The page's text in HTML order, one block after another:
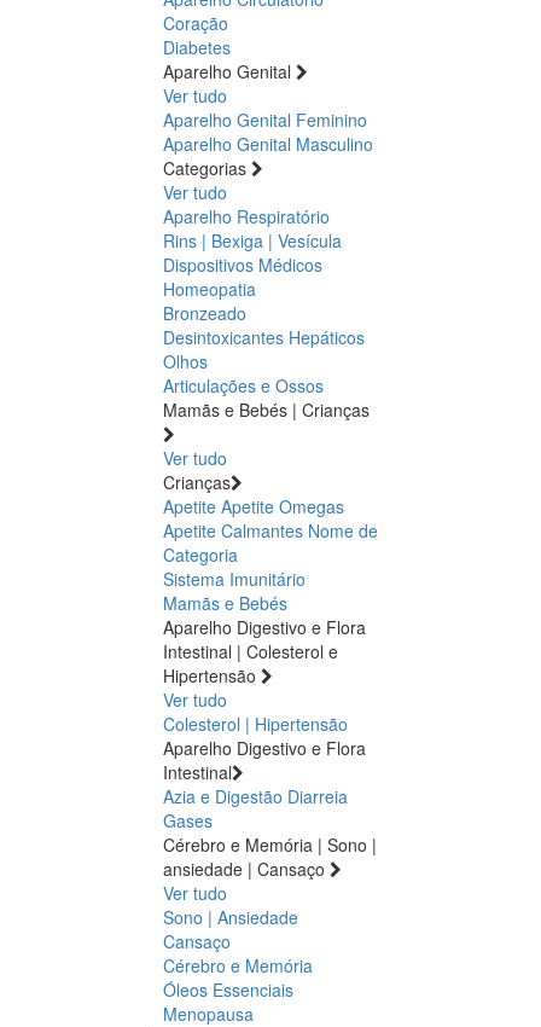
Coração
Diabetes
Aparelho Genital
Ver tudo
Aparelho Genital Feminino
Aparelho Genital Masculino
Categorias
Ver tudo
Aparelho Respiratório
Rins | Bexiga | Vesícula
Dispositivos Médicos
Homeopatia
Bronzeado
Desintoxicantes Hepáticos
Olhos
Articulações e Ossos
Mamãs e Bebés | Crianças
Ver tudo
Crianças
Apetite Apetite Omegas
Apetite Calmantes Nome de
Categoria
Sistema Imunitário
Mamãs e Bebés
Aparelho Digestivo e Flora
Intestinal | Colesterol e
Hipertensão
Ver tudo
Colesterol | Hipertensão
Aparelho Digestivo e Flora
Intestinal
Azia e Digestão Diarreia
Gases
Cérebro e Memória | Sono |
ansiedade | Cansaço
Ver tudo
Sono | Ansiedade
Cansaço
Cérebro e Memória
Óleos Essenciais
Menopausa